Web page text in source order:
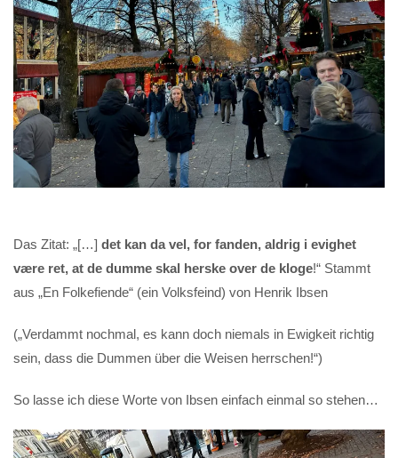
Das Zitat: „[…] det kan da vel, for fanden, aldrig i evighet
være ret, at de dumme skal herske over de kloge!“ Stammt
aus „En Folkefiende“ (ein Volksfeind) von Henrik Ibsen
(„Verdammt nochmal, es kann doch niemals in Ewigkeit richtig
sein, dass die Dummen über die Weisen herrschen!“)
So lasse ich diese Worte von Ibsen einfach einmal so stehen…